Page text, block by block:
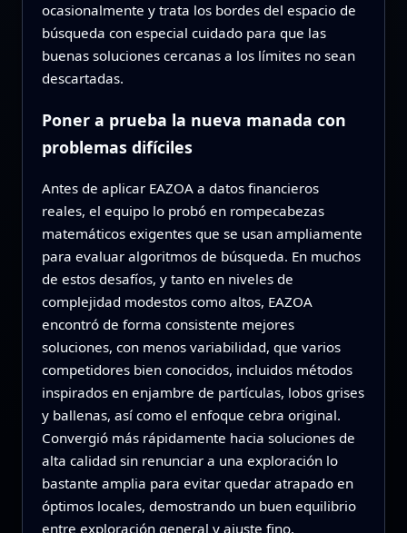
ocasionalmente y trata los bordes del espacio de
búsqueda con especial cuidado para que las
buenas soluciones cercanas a los límites no sean
descartadas.
Poner a prueba la nueva manada con
problemas difíciles
Antes de aplicar EAZOA a datos financieros
reales, el equipo lo probó en rompecabezas
matemáticos exigentes que se usan ampliamente
para evaluar algoritmos de búsqueda. En muchos
de estos desafíos, y tanto en niveles de
complejidad modestos como altos, EAZOA
encontró de forma consistente mejores
soluciones, con menos variabilidad, que varios
competidores bien conocidos, incluidos métodos
inspirados en enjambre de partículas, lobos grises
y ballenas, así como el enfoque cebra original.
Convergió más rápidamente hacia soluciones de
alta calidad sin renunciar a una exploración lo
bastante amplia para evitar quedar atrapado en
óptimos locales, demostrando un buen equilibrio
entre exploración general y ajuste fino.